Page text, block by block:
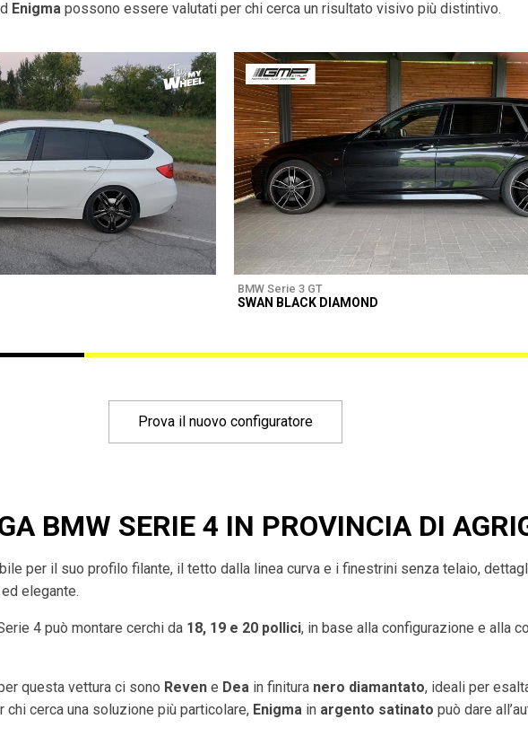
Enigma possono essere valutati per chi cerca un risultato visivo più distintivo.
BMW Serie 3 GT
SWAN BLACK DIAMOND
Prova il nuovo configuratore
BMW SERIE 4 IN PROVINCIA DI
per il suo profilo filante, il tetto dalla linea curva e i finestrini senza telaio,
elegante.
4 può montare cerchi da 18, 19 e 20 pollici, in base alla configurazione e alla
questa vettura ci sono Reven e Dea in finitura nero diamantato, ideali per
cerca una soluzione più particolare, Enigma in argento satinato può dare